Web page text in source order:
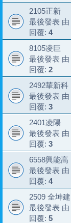
2105正新
最後發表 由
回覆: 4
8105凌巨
最後發表 由
回覆: 2
2492華新科
最後發表 由
回覆: 3
2401凌陽
最後發表 由
回覆: 3
6558興能高
最後發表 由
回覆: 4
2509 全坤建
最後發表 由
回覆: 5